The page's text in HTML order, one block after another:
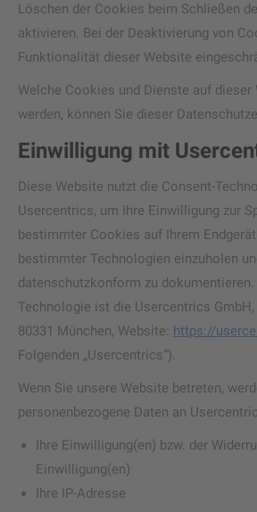
Löschen der Cookies beim Schließen
aktivieren. Bei der Deaktivierung von
Funktionalität dieser Website
Welche Cookies und Dienste auf dieser
werden, können Sie dieser
Einwilligung mit
Diese Website nutzt die Consent-
Usercentrics, um Ihre Einwilligung zur
bestimmter Cookies auf Ihrem
bestimmter Technologien einzuholen
datenschutzkonform zu
Technologie ist die Usercentrics GmbH,
80331 München, Website: https://
Folgenden „Usercentrics“).
Wenn Sie unsere Website betreten,
personenbezogene Daten an
Ihre Einwilligung(en) bzw. der
Einwilligung(en)
Ihre IP-Adresse